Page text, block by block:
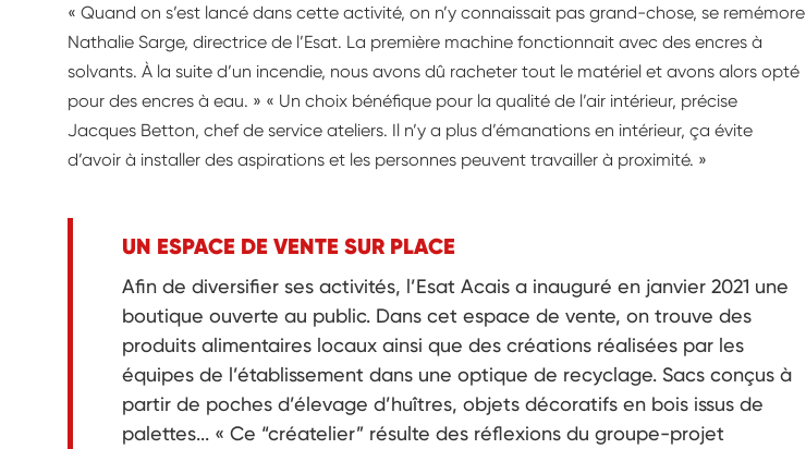
« Quand on s’est lancé dans cette activité, on n’y connaissait pas grand-chose, se remémore
Nathalie Sarge, directrice de l’Esat. La première machine fonctionnait avec des encres à
solvants. À la suite d’un incendie, nous avons dû racheter tout le matériel et avons alors opté
pour des encres à eau. » « Un choix bénéfique pour la qualité de l’air intérieur, précise
Jacques Betton, chef de service ateliers. Il n’y a plus d’émanations en intérieur, ça évite
d’avoir à installer des aspirations et les personnes peuvent travailler à proximité. »
UN ESPACE DE VENTE SUR PLACE
Afin de diversifier ses activités, l’Esat Acais a inauguré en janvier 2021 une
boutique ouverte au public. Dans cet espace de vente, on trouve des
produits alimentaires locaux ainsi que des créations réalisées par les
équipes de l’établissement dans une optique de recyclage. Sacs conçus à
partir de poches d’élevage d’huîtres, objets décoratifs en bois issus de
palettes... « Ce “créatelier” résulte des réflexions du groupe-projet